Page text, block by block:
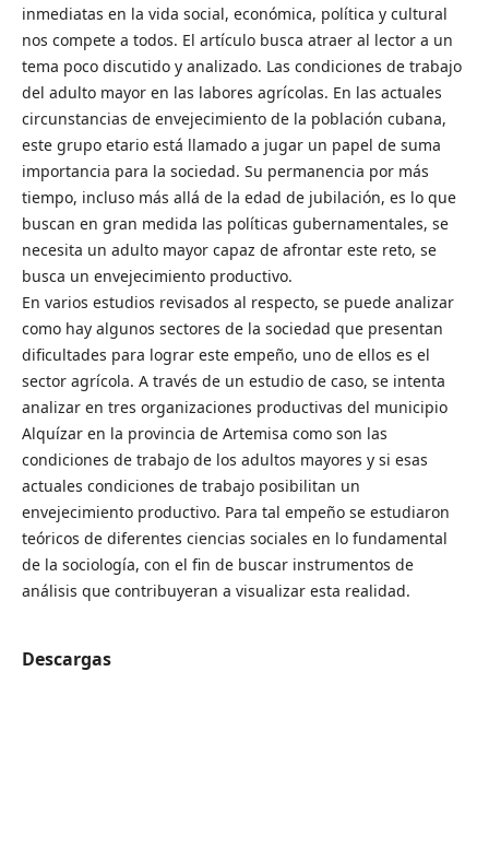
inmediatas en la vida social, económica, política y cultural
nos compete a todos. El artículo busca atraer al lector a un
tema poco discutido y analizado. Las condiciones de trabajo
del adulto mayor en las labores agrícolas. En las actuales
circunstancias de envejecimiento de la población cubana,
este grupo etario está llamado a jugar un papel de suma
importancia para la sociedad. Su permanencia por más
tiempo, incluso más allá de la edad de jubilación, es lo que
buscan en gran medida las políticas gubernamentales, se
necesita un adulto mayor capaz de afrontar este reto, se
busca un envejecimiento productivo.
En varios estudios revisados al respecto, se puede analizar
como hay algunos sectores de la sociedad que presentan
dificultades para lograr este empeño, uno de ellos es el
sector agrícola. A través de un estudio de caso, se intenta
analizar en tres organizaciones productivas del municipio
Alquízar en la provincia de Artemisa como son las
condiciones de trabajo de los adultos mayores y si esas
actuales condiciones de trabajo posibilitan un
envejecimiento productivo. Para tal empeño se estudiaron
teóricos de diferentes ciencias sociales en lo fundamental
de la sociología, con el fin de buscar instrumentos de
análisis que contribuyeran a visualizar esta realidad.
Descargas